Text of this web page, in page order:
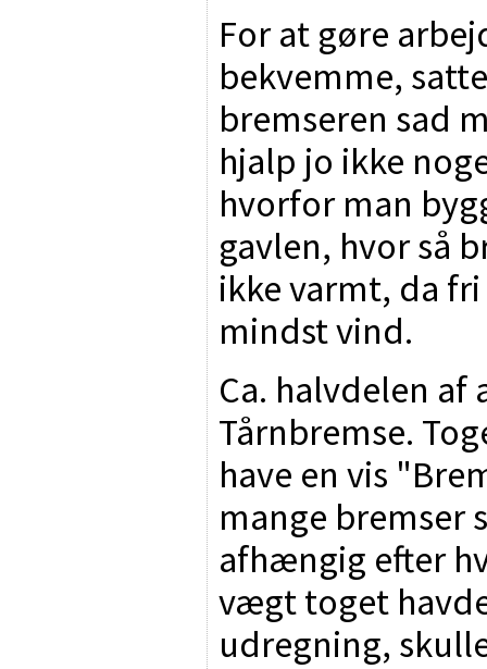
For at gøre
bekvemme,
bremseren sad
hjalp jo ikke
hvorfor man
gavlen, hvor så
ikke varmt, da
mindst vind.
Ca. halvdelen af
Tårnbremse.
have en vis
mange bremser
afhængig efter
vægt toget
udregning,